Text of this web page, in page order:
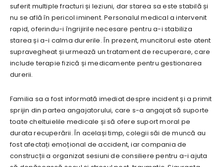
suferit multiple fracturi și leziuni, dar starea sa este stabilă și
nu se află în pericol iminent. Personalul medical a intervenit
rapid, oferindu-i îngrijirile necesare pentru a-i stabiliza
starea și a-i calma durerile. În prezent, muncitorul este atent
supravegheat și urmează un tratament de recuperare, care
include terapie fizică și medicamente pentru gestionarea
durerii.
Familia sa a fost informată imediat despre incident și a primit
sprijin din partea angajatorului, care s-a angajat să suporte
toate cheltuielile medicale și să ofere suport moral pe
durata recuperării. În același timp, colegii săi de muncă au
fost afectați emoțional de accident, iar compania de
construcții a organizat sesiuni de consiliere pentru a-i ajuta